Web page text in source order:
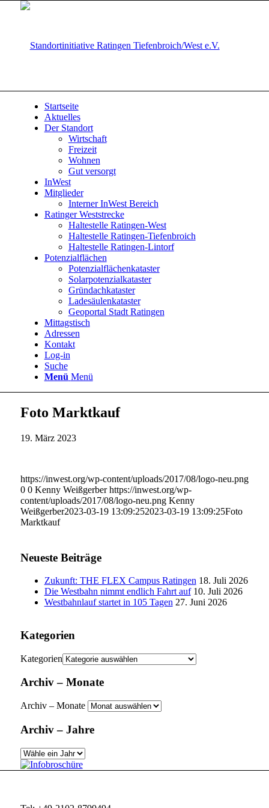
Startseite
Aktuelles
Der Standort
Wirtschaft
Freizeit
Wohnen
Gut versorgt
InWest
Mitglieder
Interner InWest Bereich
Ratinger Weststrecke
Haltestelle Ratingen-West
Haltestelle Ratingen-Tiefenbroich
Haltestelle Ratingen-Lintorf
Potenzialflächen
Potenzialflächenkataster
Solarpotenzialkataster
Gründachkataster
Ladesäulenkataster
Geoportal Stadt Ratingen
Mittagstisch
Adressen
Kontakt
Log-in
Suche
Menü Menü
Foto Marktkauf
19. März 2023
https://inwest.org/wp-content/uploads/2017/08/logo-neu.png
0 0 Kenny Weißgerber https://inwest.org/wp-
content/uploads/2017/08/logo-neu.png Kenny
Weißgerber2023-03-19 13:09:252023-03-19 13:09:25Foto
Marktkauf
Neueste Beiträge
Zukunft: THE FLEX Campus Ratingen 18. Juli 2026
Die Westbahn nimmt endlich Fahrt auf 10. Juli 2026
Westbahnlauf startet in 105 Tagen 27. Juni 2026
Kategorien
Kategorien
Archiv – Monate
Archiv – Monate
Archiv – Jahre